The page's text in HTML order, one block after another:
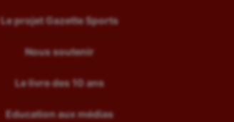
Le projet Gazette Sports
Nous soutenir
Le livre des 10 ans
Education aux médias